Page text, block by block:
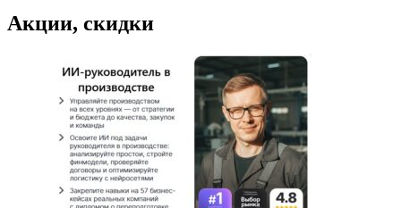
Акции, скидки